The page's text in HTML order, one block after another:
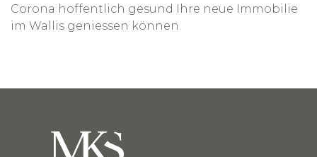
Corona hoffentlich gesund Ihre neue Immobilie
im Wallis geniessen können.